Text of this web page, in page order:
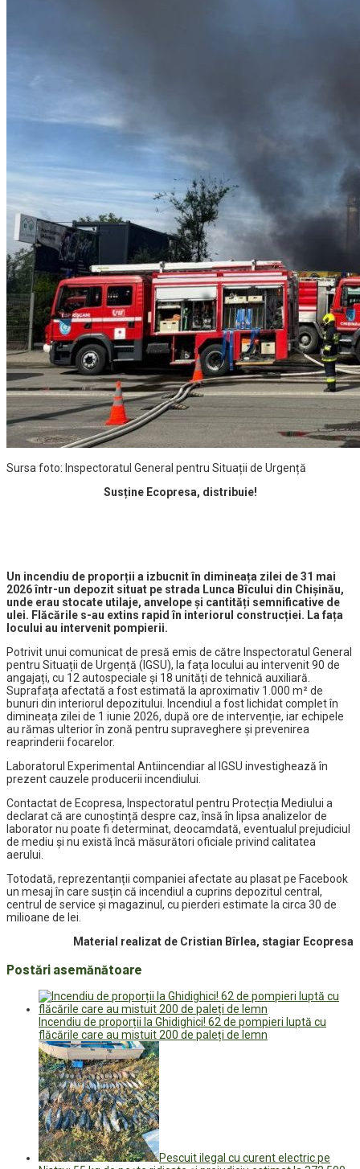
Sursa foto: Inspectoratul General pentru Situații de Urgență
Susține Ecopresa, distribuie!
Un incendiu de proporții a izbucnit în dimineața zilei de 31 mai
2026 într-un depozit situat pe strada Lunca Bîcului din Chișinău,
unde erau stocate utilaje, anvelope și cantități semnificative de
ulei. Flăcările s-au extins rapid în interiorul construcției. La fața
locului au intervenit pompierii.
Potrivit unui comunicat de presă emis de către Inspectoratul General
pentru Situații de Urgență (IGSU), la fața locului au intervenit 90 de
angajați, cu 12 autospeciale și 18 unități de tehnică auxiliară.
Suprafața afectată a fost estimată la aproximativ 1.000 m² de
bunuri din interiorul depozitului. Incendiul a fost lichidat complet în
dimineața zilei de 1 iunie 2026, după ore de intervenție, iar echipele
au rămas ulterior în zonă pentru supraveghere și prevenirea
reaprinderii focarelor.
Laboratorul Experimental Antiincendiar al IGSU investighează în
prezent cauzele producerii incendiului.
Contactat de Ecopresa, Inspectoratul pentru Protecția Mediului a
declarat că are cunoștință despre caz, însă în lipsa analizelor de
laborator nu poate fi determinat, deocamdată, eventualul prejudiciul
de mediu și nu există încă măsurători oficiale privind calitatea
aerului.
Totodată, reprezentanții companiei afectate au plasat pe Facebook
un mesaj în care susțin că incendiul a cuprins depozitul central,
centrul de service și magazinul, cu pierderi estimate la circa 30 de
milioane de lei.
Material realizat de Cristian Bîrlea, stagiar Ecopresa
Postări asemănătoare
Incendiu de proporții la Ghidighici! 62 de pompieri luptă cu
flăcările care au mistuit 200 de paleți de lemn
Pescuit ilegal cu curent electric pe